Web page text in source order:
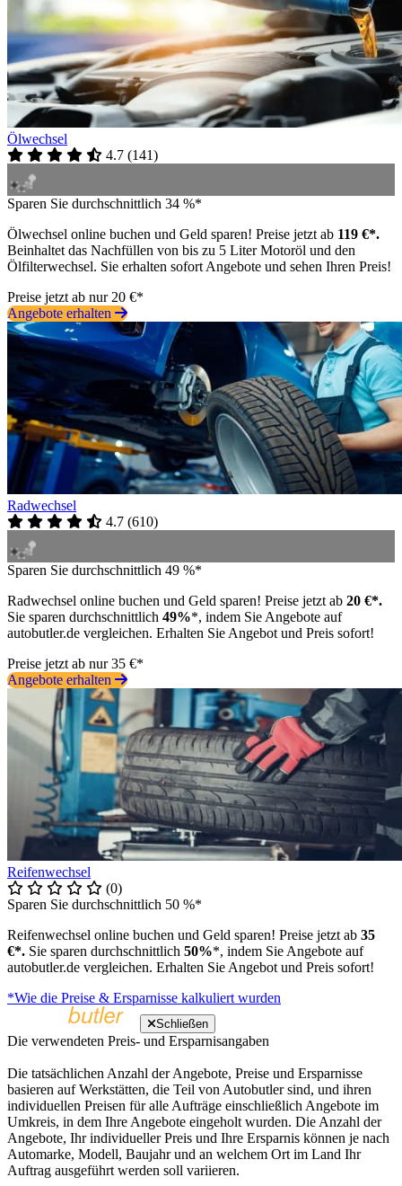
Ölwechsel
4.7 (141)
Sparen Sie durchschnittlich 34 %*
Ölwechsel online buchen und Geld sparen! Preise jetzt ab 119 €*.
Beinhaltet das Nachfüllen von bis zu 5 Liter Motoröl und den
Ölfilterwechsel. Sie erhalten sofort Angebote und sehen Ihren Preis!
Preise jetzt ab nur 20 €*
Angebote erhalten
Radwechsel
4.7 (610)
Sparen Sie durchschnittlich 49 %*
Radwechsel online buchen und Geld sparen! Preise jetzt ab 20 €*.
Sie sparen durchschnittlich 49%*, indem Sie Angebote auf
autobutler.de vergleichen. Erhalten Sie Angebot und Preis sofort!
Preise jetzt ab nur 35 €*
Angebote erhalten
Reifenwechsel
(0)
Sparen Sie durchschnittlich 50 %*
Reifenwechsel online buchen und Geld sparen! Preise jetzt ab 35
€*. Sie sparen durchschnittlich 50%*, indem Sie Angebote auf
autobutler.de vergleichen. Erhalten Sie Angebot und Preis sofort!
*Wie die Preise & Ersparnisse kalkuliert wurden
Schließen
Die verwendeten Preis- und Ersparnisangaben
Die tatsächlichen Anzahl der Angebote, Preise und Ersparnisse
basieren auf Werkstätten, die Teil von Autobutler sind, und ihren
individuellen Preisen für alle Aufträge einschließlich Angebote im
Umkreis, in dem Ihre Angebote eingeholt wurden. Die Anzahl der
Angebote, Ihr individueller Preis und Ihre Ersparnis können je nach
Automarke, Modell, Baujahr und an welchem Ort im Land Ihr
Auftrag ausgeführt werden soll variieren.